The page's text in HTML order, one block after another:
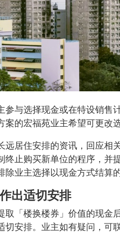
参与选择现金或在特设销售
的宏福苑业主希望可更改
远居住安排的资讯，回应相
终止购买新单位的程序，并
业主选择以现金方式结算的
出适切安排
取「楼换楼券」价值的现金
安排。业主如有疑问，可